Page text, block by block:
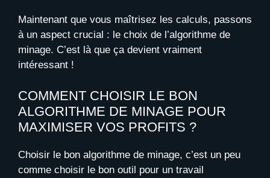
Maintenant que vous maîtrisez les calculs, passons
à un aspect crucial : le choix de l’algorithme de
minage. C’est là que ça devient vraiment
intéressant !
COMMENT CHOISIR LE BON
ALGORITHME DE MINAGE POUR
MAXIMISER VOS PROFITS ?
Choisir le bon algorithme de minage, c’est un peu
comme choisir le bon outil pour un travail